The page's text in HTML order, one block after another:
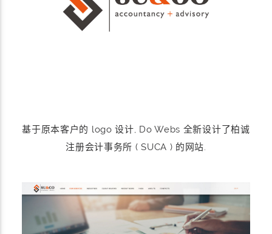
基于原本客户的 logo 设计, Do Webs 全新设计了柏诚
注册会计事务所 ( SUCA ) 的网站.